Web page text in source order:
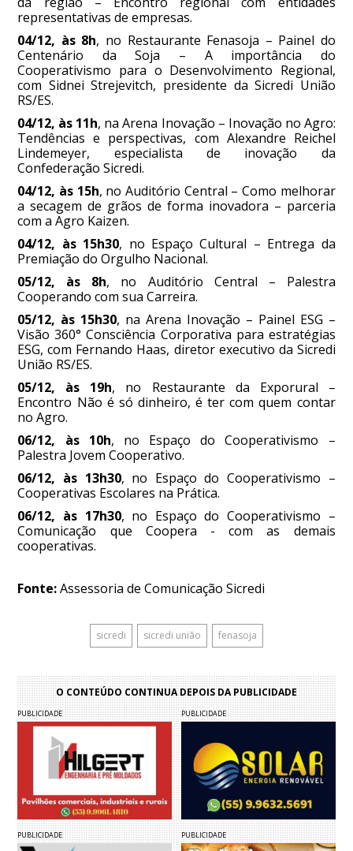
representativas de empresas.
04/12, às 8h, no Restaurante Fenasoja – Painel do
Centenário da Soja – A importância do
Cooperativismo para o Desenvolvimento Regional,
com Sidnei Strejevitch, presidente da Sicredi União
RS/ES.
04/12, às 11h, na Arena Inovação – Inovação no Agro:
Tendências e perspectivas, com Alexandre Reichel
Lindemeyer, especialista de inovação da
Confederação Sicredi.
04/12, às 15h, no Auditório Central – Como melhorar
a secagem de grãos de forma inovadora – parceria
com a Agro Kaizen.
04/12, às 15h30, no Espaço Cultural – Entrega da
Premiação do Orgulho Nacional.
05/12, às 8h, no Auditório Central – Palestra
Cooperando com sua Carreira.
05/12, às 15h30, na Arena Inovação – Painel ESG –
Visão 360° Consciência Corporativa para estratégias
ESG, com Fernando Haas, diretor executivo da Sicredi
União RS/ES.
05/12, às 19h, no Restaurante da Exporural –
Encontro Não é só dinheiro, é ter com quem contar
no Agro.
06/12, às 10h, no Espaço do Cooperativismo –
Palestra Jovem Cooperativo.
06/12, às 13h30, no Espaço do Cooperativismo –
Cooperativas Escolares na Prática.
06/12, às 17h30, no Espaço do Cooperativismo –
Comunicação que Coopera - com as demais
cooperativas.
Fonte:Assessoria de Comunicação Sicredi
sicredi sicredi união fenasoja
O CONTEÚDO CONTINUA DEPOIS DA PUBLICIDADE
PUBLICIDADE PUBLICIDADE
PUBLICIDADE PUBLICIDADE